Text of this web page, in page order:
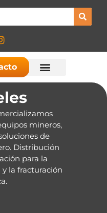
mineros,
de
Distribución
para la
la fracturación